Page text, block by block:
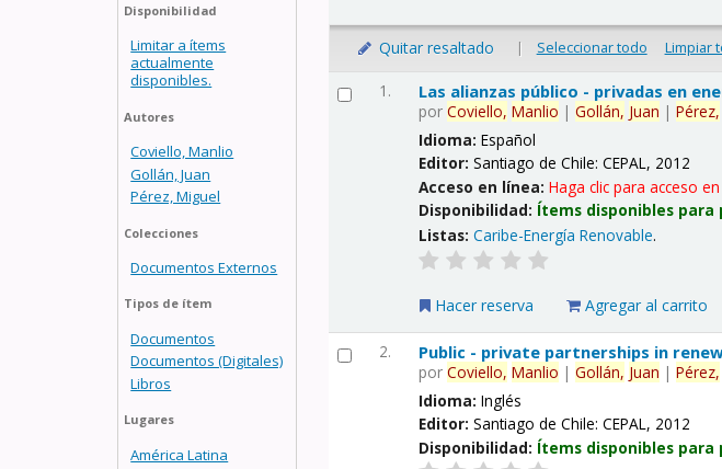
Disponibilidad
Limitar a ítems
actualmente
disponibles.
Autores
Coviello, Manlio
Gollán, Juan
Pérez, Miguel
Colecciones
Documentos Externos
Tipos de ítem
Documentos
Documentos (Digitales)
Libros
Lugares
América Latina
Quitar resaltado | Seleccionar todo Limpiar
1. Las alianzas público - privadas en
porCoviello, Manlio |Gollán, Juan |Pérez,
Idioma:Español
Editor:Santiago de Chile: CEPAL, 2012
Acceso en línea:Haga clic para acceso
Disponibilidad: Ítems disponibles
Listas: Caribe-Energía Renovable.
Hacer reserva Agregar al carrito
2. Public - private partnerships in
porCoviello, Manlio |Gollán, Juan |Pérez,
Idioma:Inglés
Editor:Santiago de Chile: CEPAL, 2012
Disponibilidad: Ítems disponibles